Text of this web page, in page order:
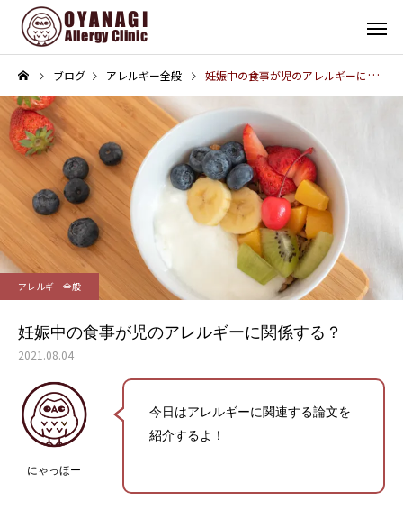
その他
子宮頸がん予防接種（HPV
ワクチン）を開始します
インフォメーション
4周年！
ブログ アレルギー全般 妊娠中の食事が児のアレルギーに関係する？
アレルギー全般
妊娠中の食事が児のアレルギーに関係する？
2021.08.04
にゃっほー
今日はアレルギーに関連する論文を
紹介するよ！